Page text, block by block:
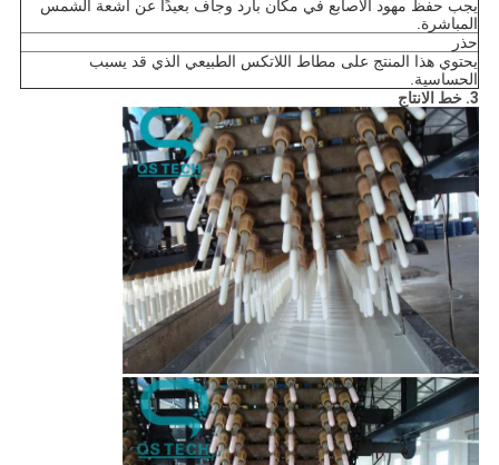
يجب حفظ مهود الأصابع في مكان بارد وجاف بعيدًا عن أشعة الشمس
المباشرة.
حذر
يحتوي هذا المنتج على مطاط اللاتكس الطبيعي الذي قد يسبب
الحساسية.
3. خط الانتاج